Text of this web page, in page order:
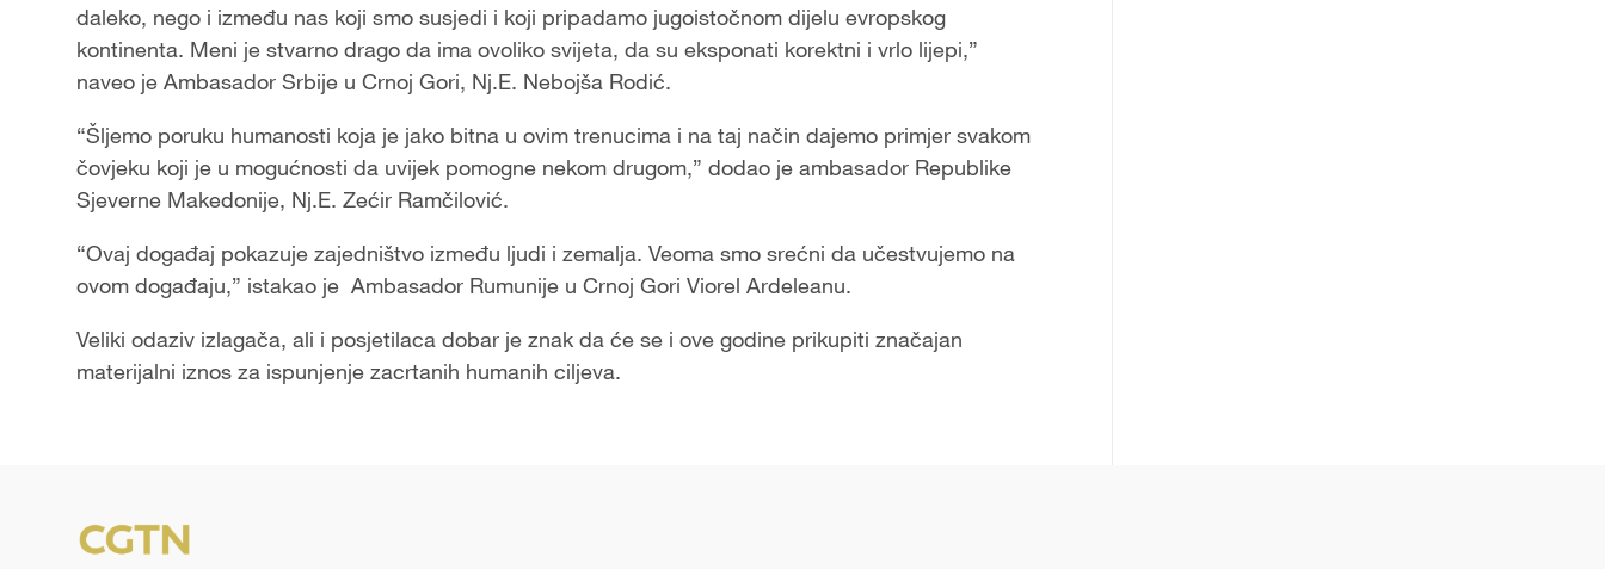
daleko, nego i između nas koji smo susjedi i koji pripadamo jugoistočnom dijelu evropskog
kontinenta. Meni je stvarno drago da ima ovoliko svijeta, da su eksponati korektni i vrlo lijepi,”
naveo je Ambasador Srbije u Crnoj Gori, Nj.E. Nebojša Rodić.
“Šljemo poruku humanosti koja je jako bitna u ovim trenucima i na taj način dajemo primjer svakom
čovjeku koji je u mogućnosti da uvijek pomogne nekom drugom,” dodao je ambasador Republike
Sjeverne Makedonije, Nj.E. Zećir Ramčilović.
“Ovaj događaj pokazuje zajedništvo između ljudi i zemalja. Veoma smo srećni da učestvujemo na
ovom događaju,” istakao je Ambasador Rumunije u Crnoj Gori Viorel Ardeleanu.
Veliki odaziv izlagača, ali i posjetilaca dobar je znak da će se i ove godine prikupiti značajan
materijalni iznos za ispunjenje zacrtanih humanih ciljeva.